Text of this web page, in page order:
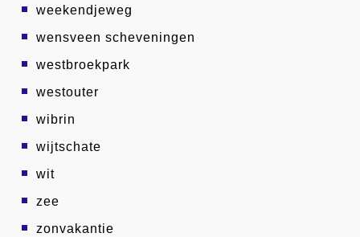
weekendjeweg
wensveen scheveningen
westbroekpark
westouter
wibrin
wijtschate
wit
zee
zonvakantie